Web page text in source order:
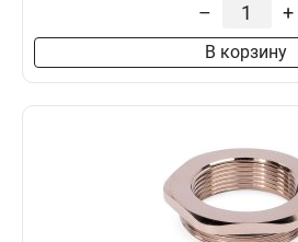
– +
В корзину